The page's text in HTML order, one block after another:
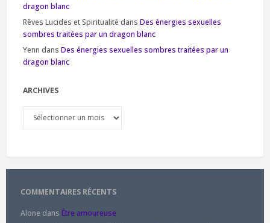
dragon blanc
Rêves Lucides et Spiritualité dans Des énergies sexuelles
sombres traitées par un dragon blanc
Yenn dans Des énergies sexuelles sombres traitées par un
dragon blanc
ARCHIVES
COMMENTAIRES RÉCENTS
Alone dans Être amoureuse